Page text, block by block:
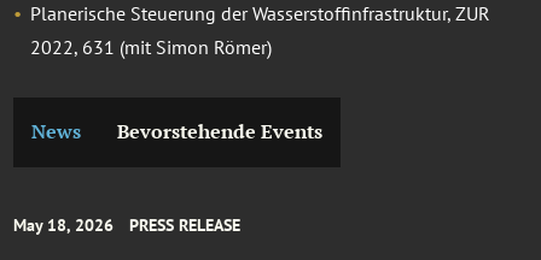
Planerische Steuerung der Wasserstoffinfrastruktur, ZUR
2022, 631 (mit Simon Römer)
News Bevorstehende Events
May 18, 2026 PRESS RELEASE